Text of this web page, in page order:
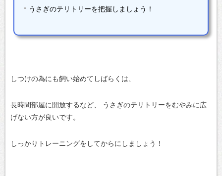
うさぎのテリトリーを把握しましょう！
しつけの為にも飼い始めてしばらくは、
長時間部屋に開放するなど、
うさぎのテリトリーをむやみに広
げない方が良いです。
しっかりトレーニングをしてからにしましょう！